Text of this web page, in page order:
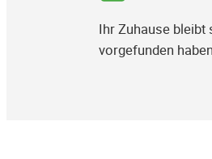
Ihr Zuhause bleibt
vorgefunden